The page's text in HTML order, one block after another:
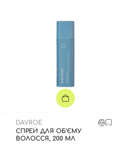
DAVROE
СПРЕЙ ДЛЯ ОБ’ЄМУ
ВОЛОССЯ, 200 МЛ